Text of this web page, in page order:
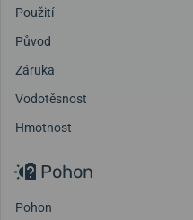
Použití
Původ
Záruka
Vodotěsnost
Hmotnost
Pohon
Pohon